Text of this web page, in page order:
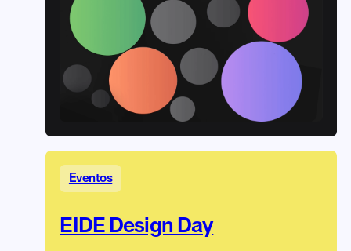
Eventos
EIDE Design Day